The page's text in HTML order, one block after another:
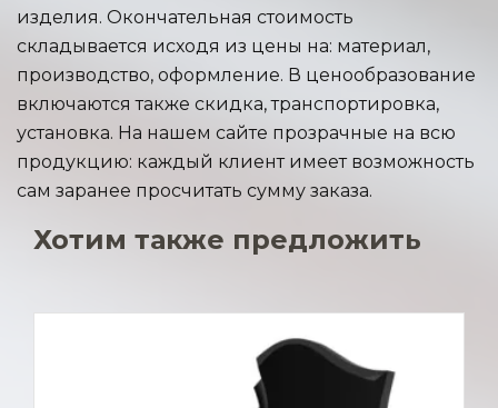
изделия. Окончательная стоимость
складывается исходя из цены на: материал,
производство, оформление. В ценообразование
включаются также скидка, транспортировка,
установка. На нашем сайте прозрачные на всю
продукцию: каждый клиент имеет возможность
сам заранее просчитать сумму заказа.
Хотим также предложить